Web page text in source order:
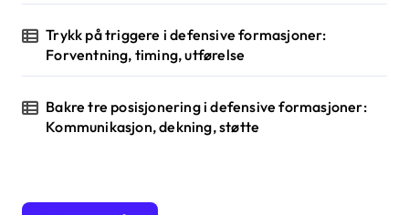
Trykk på triggere i defensive formasjoner:
Forventning, timing, utførelse
Bakre tre posisjonering i defensive formasjoner:
Kommunikasjon, dekning, støtte